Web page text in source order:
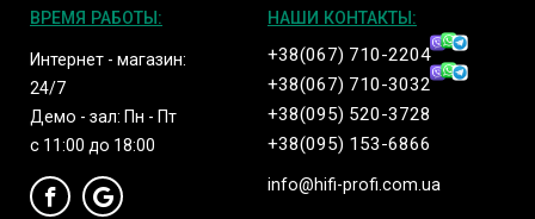
ВРЕМЯ РАБОТЫ:
Интернет - магазин:
24/7
Демо - зал: Пн - Пт
с 11:00 до 18:00
НАШИ КОНТАКТЫ:
+38(067) 710-2204
+38(067) 710-3032
+38(095) 520-3728
+38(095) 153-6866
info@hifi-profi.com.ua